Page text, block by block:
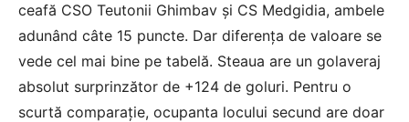
ceafă CSO Teutonii Ghimbav și CS Medgidia, ambele
adunând câte 15 puncte. Dar diferența de valoare se
vede cel mai bine pe tabelă. Steaua are un golaveraj
absolut surprinzător de +124 de goluri. Pentru o
scurtă comparație, ocupanta locului secund are doar